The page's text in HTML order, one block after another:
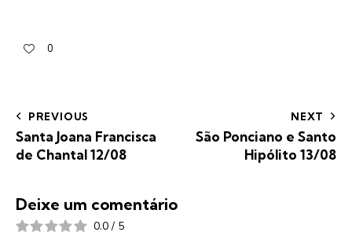
0
PREVIOUS
Santa Joana Francisca
de Chantal 12/08
NEXT
São Ponciano e Santo
Hipólito 13/08
Deixe um comentário
0.0 / 5